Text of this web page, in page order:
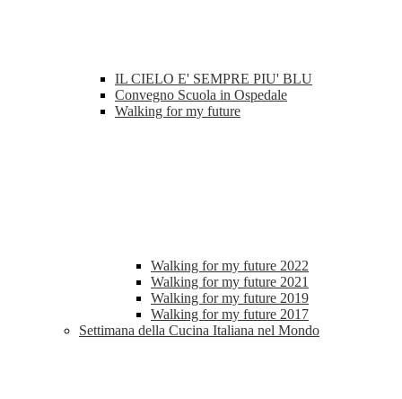
IL CIELO E' SEMPRE PIU' BLU
Convegno Scuola in Ospedale
Walking for my future
Walking for my future 2022
Walking for my future 2021
Walking for my future 2019
Walking for my future 2017
Settimana della Cucina Italiana nel Mondo